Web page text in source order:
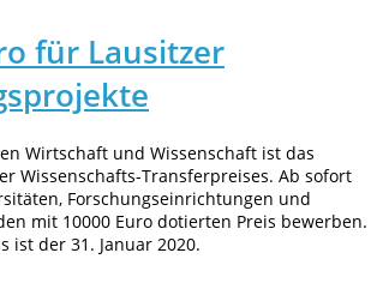
für Lausitzer
Wirtschaft und Wissenschaft ist das
Wissenschafts-Transferpreises. Ab sofort
Forschungseinrichtungen und
mit 10000 Euro dotierten Preis bewerben.
ist der 31. Januar 2020.